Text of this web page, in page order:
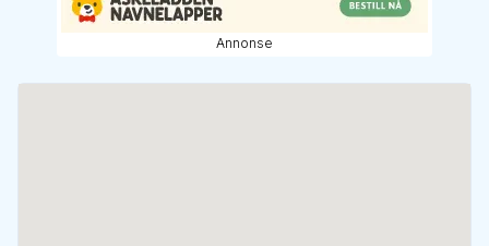
Annonse